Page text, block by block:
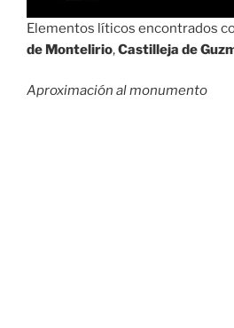
Elementos líticos encontrados
de Montelirio,Castilleja de
Aproximación al monumento